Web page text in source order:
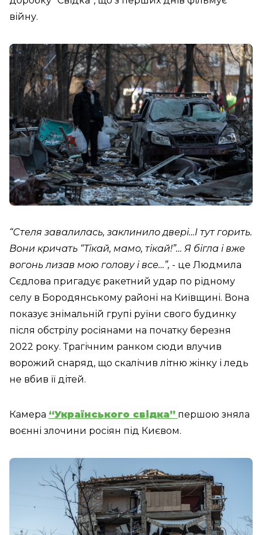
війну.
“Стеля завалилась, заклинило двері…І тут горить.
Вони кричать “Тікай, мамо, тікай!”… Я бігла і вже
вогонь лизав мою голову і все…”, - це Людмила
Сєдлова пригадує ракетний удар по рідному
селу в Бородянському районі на Київщині. Вона
показує знімальній групі руїни свого будинку
після обстрілу росіянами на початку березня
2022 року. Трагічним ранком сюди влучив
ворожий снаряд, що скалічив літню жінку і ледь
не вбив її дітей.
Камера “Українського свідка” першою зняла
воєнні злочини росіян під Києвом.